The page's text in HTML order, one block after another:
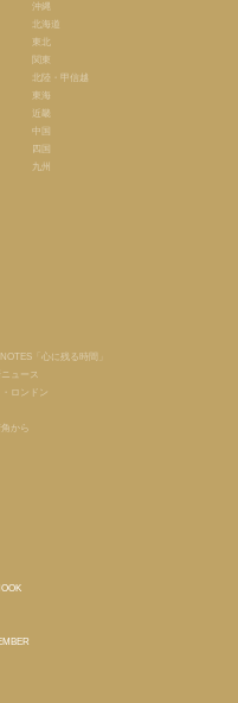
沖縄
北海道
東北
関東
北陸・甲信越
東海
近畿
中国
四国
九州
「心に残る時間」
ュース
ロンドン
から